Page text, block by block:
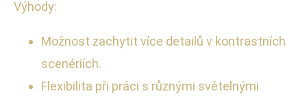
Výhody:
Možnost zachytit více detailů v kontrastních
scenériích.
Flexibilita při práci s různými světelnými